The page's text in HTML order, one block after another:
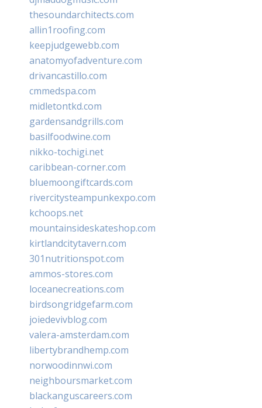
thesoundarchitects.com
allin1roofing.com
keepjudgewebb.com
anatomyofadventure.com
drivancastillo.com
cmmedspa.com
midletontkd.com
gardensandgrills.com
basilfoodwine.com
nikko-tochigi.net
caribbean-corner.com
bluemoongiftcards.com
rivercitysteampunkexpo.com
kchoops.net
mountainsideskateshop.com
kirtlandcitytavern.com
301nutritionspot.com
ammos-stores.com
loceanecreations.com
birdsongridgefarm.com
joiedevivblog.com
valera-amsterdam.com
libertybrandhemp.com
norwoodinnwi.com
neighboursmarket.com
blackanguscareers.com